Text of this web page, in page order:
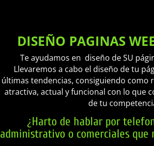
DISEÑO PAGINAS
Te ayudamos en diseño de SU
Llevaremos a cabo el diseño de tu
últimas tendencias, consiguiendo como
atractiva, actual y funcional con lo que
de tu
¿Harto de hablar por
administrativo o comerciales que